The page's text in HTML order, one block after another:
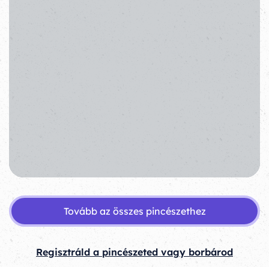
Tovább az összes pincészethez
Regisztráld a pincészeted vagy borbárod